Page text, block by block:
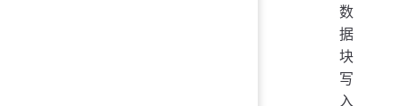
数
据
块
写
入